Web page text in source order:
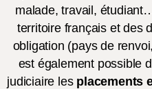
malade, travail,
territoire français et des
obligation (pays de
est également possible
judiciaire les placements